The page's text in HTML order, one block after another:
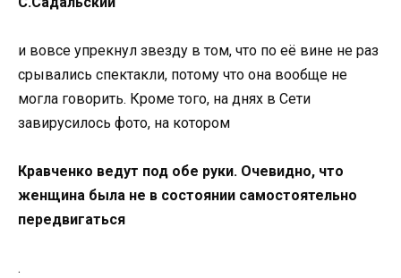
и вовсе упрекнул звезду в том, что по её вине не раз
срывались спектакли, потому что она вообще не
могла говорить. Кроме того, на днях в Сети
завирусилось фото, на котором
Кравченко ведут под обе руки. Очевидно, что
женщина была не в состоянии самостоятельно
передвигаться
.